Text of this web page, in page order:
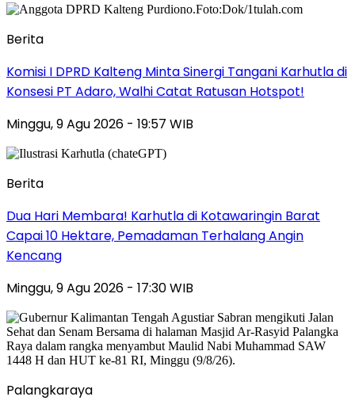
Berita
Komisi I DPRD Kalteng Minta Sinergi Tangani Karhutla di
Konsesi PT Adaro, Walhi Catat Ratusan Hotspot!
Minggu, 9 Agu 2026 - 19:57 WIB
Berita
Dua Hari Membara! Karhutla di Kotawaringin Barat
Capai 10 Hektare, Pemadaman Terhalang Angin
Kencang
Minggu, 9 Agu 2026 - 17:30 WIB
Palangkaraya